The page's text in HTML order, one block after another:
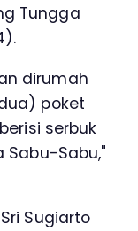
Tungga
dirumah
poket
serbuk
Sabu,"
Sugiarto